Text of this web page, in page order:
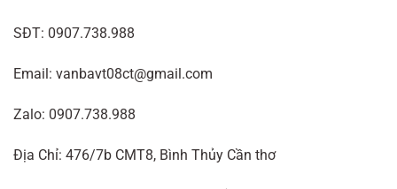
SĐT: 0907.738.988
Email: vanbavt08ct@gmail.com
Zalo: 0907.738.988
Địa Chỉ: 476/7b CMT8, Bình Thủy Cần thơ